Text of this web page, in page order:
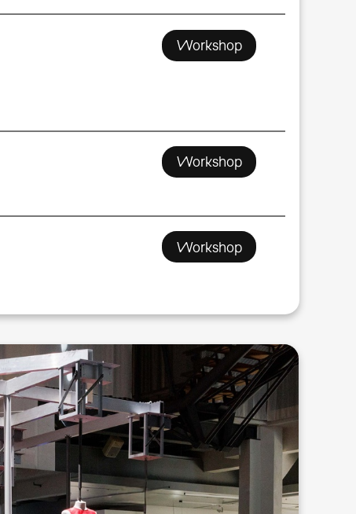
Workshop
Workshop
Workshop